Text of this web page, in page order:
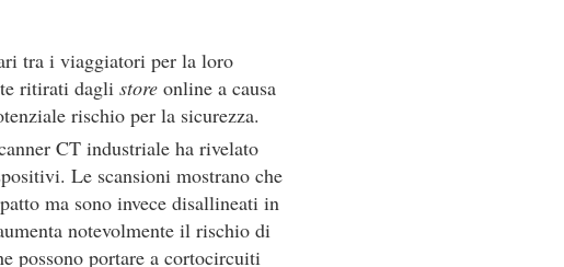
tra i viaggiatori per la loro
ritirati dagli store online a causa
rischio per la sicurezza.
CT industriale ha rivelato
Le scansioni mostrano che
ma sono invece disallineati in
notevolmente il rischio di
possono portare a cortocircuiti